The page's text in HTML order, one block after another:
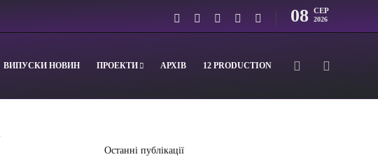
08 СЕР
2026
ВИПУСКИ НОВИН ПРОЕКТИ АРХІВ 12 PRODUCTION
Останні публікації